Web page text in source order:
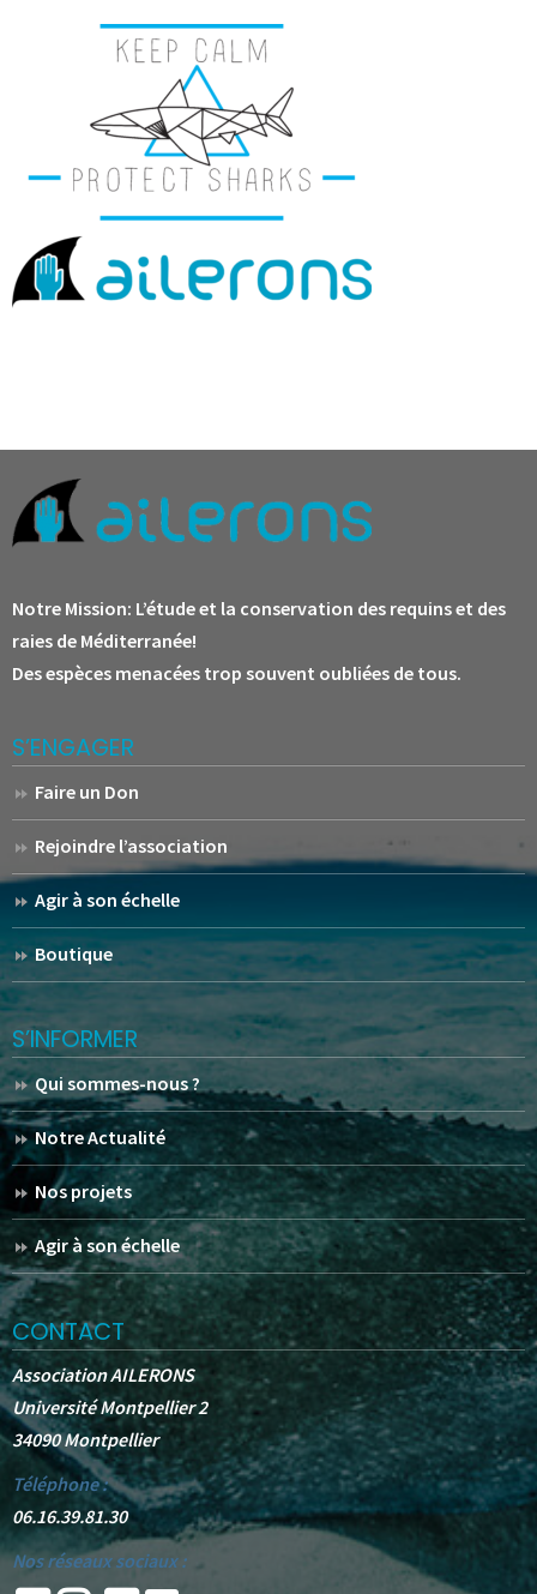
Notre Mission: L’étude et la conservation des requins et des
raies de Méditerranée!
Des espèces menacées trop souvent oubliées de tous.
S’ENGAGER
Faire un Don
Rejoindre l’association
Agir à son échelle
Boutique
S’INFORMER
Qui sommes-nous ?
Notre Actualité
Nos projets
Agir à son échelle
CONTACT
Association AILERONS
Université Montpellier 2
34090 Montpellier
Téléphone :
06.16.39.81.30
Nos réseaux sociaux :